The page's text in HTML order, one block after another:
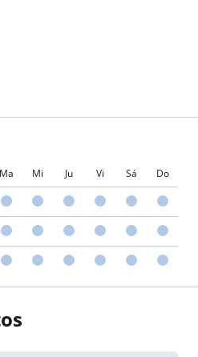
Ma Mi Ju Vi Sá Do